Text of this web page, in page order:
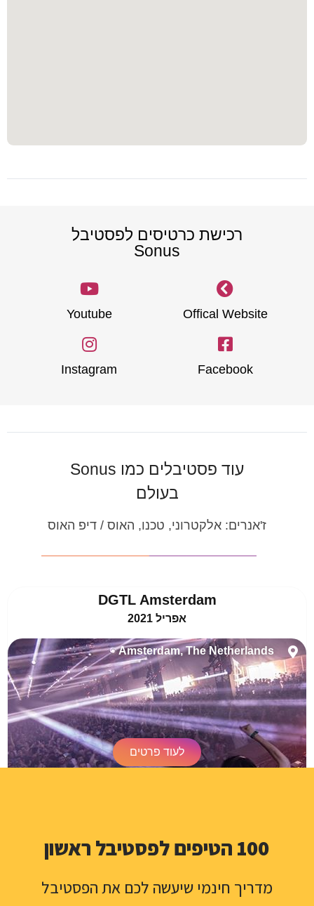
רכישת כרטיסים לפסטיבל
Sonus
Offical Website
Youtube
Facebook
Instagram
עוד פסטיבלים כמו Sonus
בעולם
ז'אנרים: אלקטרוני, טכנו, האוס / דיפ האוס
DGTL Amsterdam
אפריל 2021
Amsterdam, The Netherlands
לעוד פרטים
אין צורך בהנפקת ויזה 2 ימים 100 הטיפים לפסטיבל ראשון
מדריך חינמי שיעשה לכם את הפסטיבל